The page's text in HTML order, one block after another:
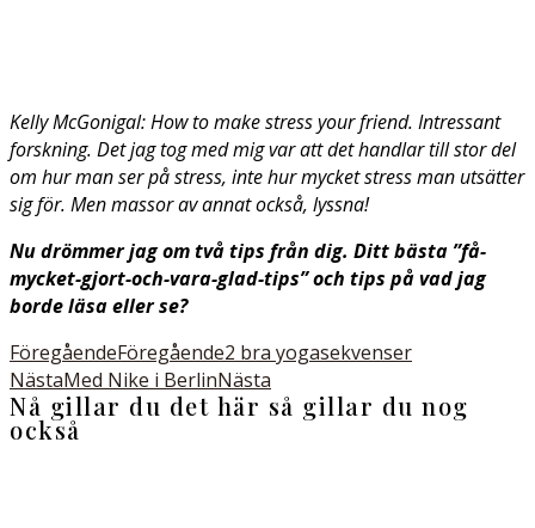
Kelly McGonigal: How to make stress your friend. Intressant
forskning. Det jag tog med mig var att det handlar till stor del
om hur man ser på stress, inte hur mycket stress man utsätter
sig för. Men massor av annat också, lyssna!
Nu drömmer jag om två tips från dig. Ditt bästa ”få-
mycket-gjort-och-vara-glad-tips” och tips på vad jag
borde läsa eller se?
FöregåendeFöregående2 bra yogasekvenser
NästaMed Nike i BerlinNästa
Nå gillar du det här så gillar du nog
också